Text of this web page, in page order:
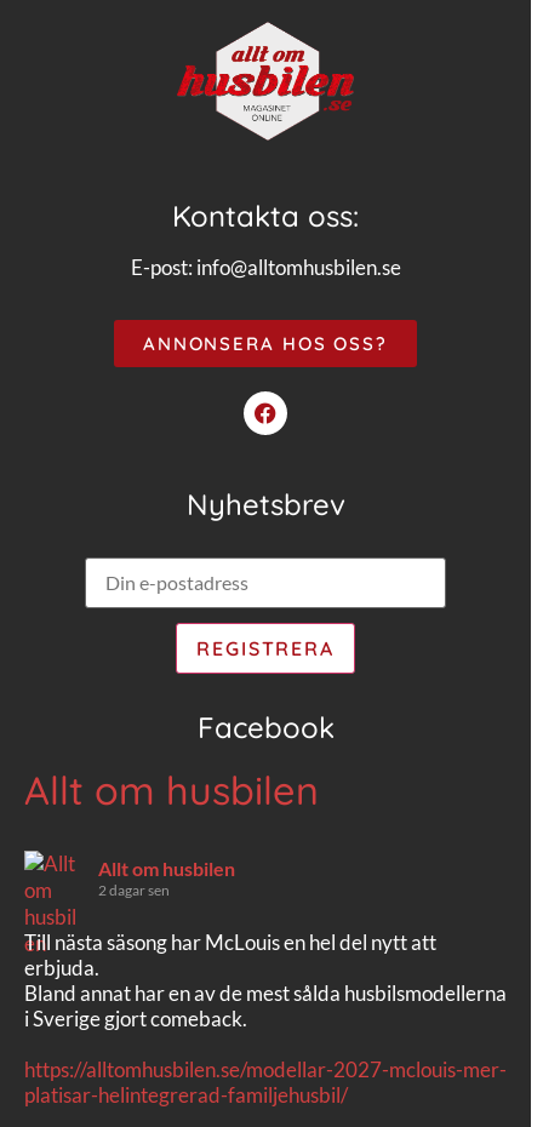
Kontakta oss:
E-post: info@alltomhusbilen.se
ANNONSERA HOS OSS?
Nyhetsbrev
Facebook
Allt om husbilen
Allt om husbilen
2 dagar sen
Till nästa säsong har McLouis en hel del nytt att
erbjuda.
Bland annat har en av de mest sålda husbilsmodellerna
i Sverige gjort comeback.
https://alltomhusbilen.se/modellar-2027-mclouis-mer-
platisar-helintegrerad-familjehusbil/